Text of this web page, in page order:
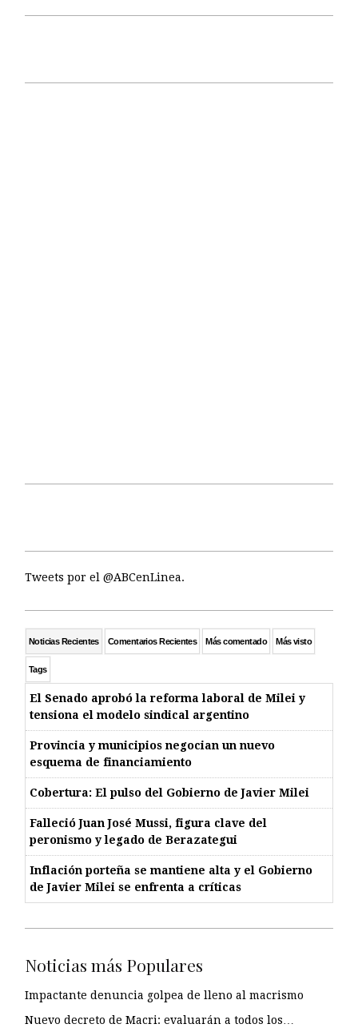
Tweets por el @ABCenLinea.
Noticias Recientes Comentarios Recientes Más comentado Más visto
Tags
El Senado aprobó la reforma laboral de Milei y
tensiona el modelo sindical argentino
Provincia y municipios negocian un nuevo
esquema de financiamiento
Cobertura: El pulso del Gobierno de Javier Milei
Falleció Juan José Mussi, figura clave del
peronismo y legado de Berazategui
Inflación porteña se mantiene alta y el Gobierno
de Javier Milei se enfrenta a críticas
Noticias más Populares
Impactante denuncia golpea de lleno al macrismo
Nuevo decreto de Macri: evaluarán a todos los…